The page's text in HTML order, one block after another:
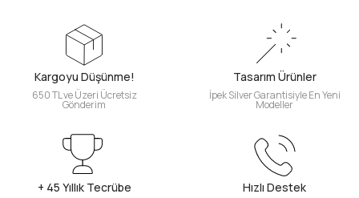
Kargoyu Düşünme!
650 TL ve Üzeri Ücretsiz
Gönderim
Tasarım Ürünler
İpek Silver Garantisiyle En Yeni
Modeller
+ 45 Yıllık Tecrübe Hızlı Destek